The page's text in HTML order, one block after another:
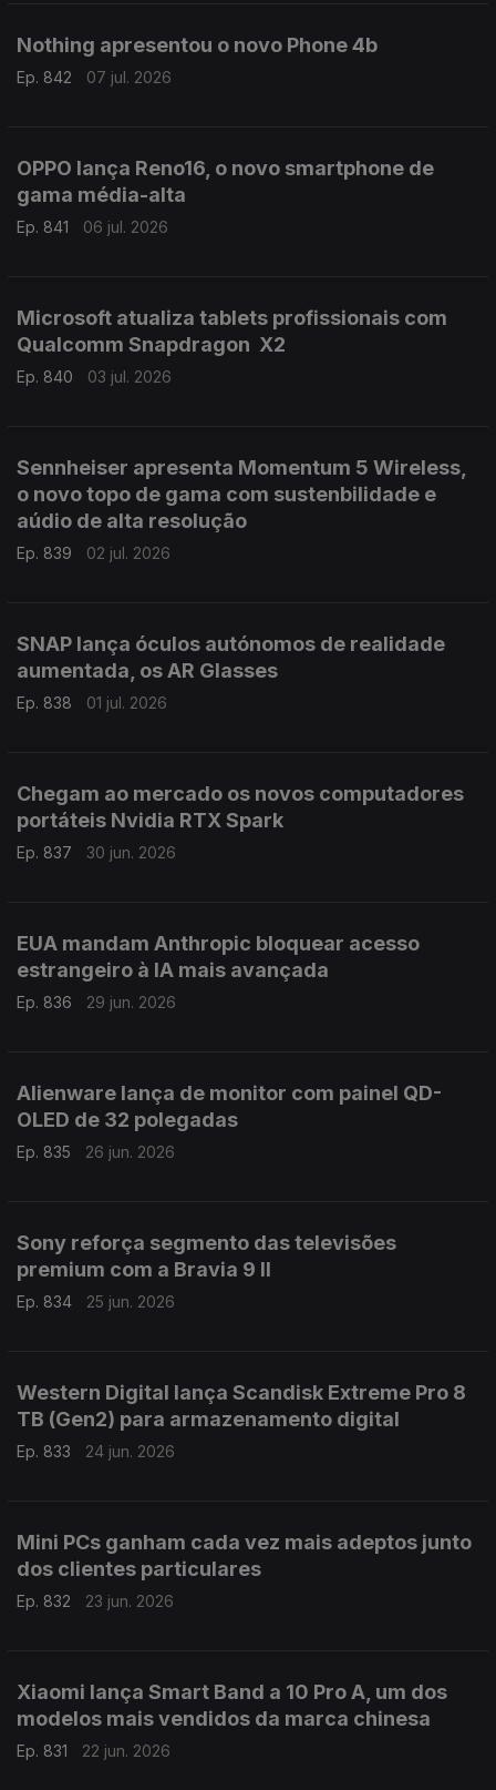
Nothing apresentou o novo Phone 4b
Ep. 842 07 jul. 2026
OPPO lança Reno16, o novo smartphone de
gama média-alta
Ep. 841 06 jul. 2026
Microsoft atualiza tablets profissionais com
Qualcomm Snapdragon X2
Ep. 840 03 jul. 2026
Sennheiser apresenta Momentum 5 Wireless,
o novo topo de gama com sustenbilidade e
aúdio de alta resolução
Ep. 839 02 jul. 2026
SNAP lança óculos autónomos de realidade
aumentada, os AR Glasses
Ep. 838 01 jul. 2026
Chegam ao mercado os novos computadores
portáteis Nvidia RTX Spark
Ep. 837 30 jun. 2026
EUA mandam Anthropic bloquear acesso
estrangeiro à IA mais avançada
Ep. 836 29 jun. 2026
Alienware lança de monitor com painel QD-
OLED de 32 polegadas
Ep. 835 26 jun. 2026
Sony reforça segmento das televisões
premium com a Bravia 9 II
Ep. 834 25 jun. 2026
Western Digital lança Scandisk Extreme Pro 8
TB (Gen2) para armazenamento digital
Ep. 833 24 jun. 2026
Mini PCs ganham cada vez mais adeptos junto
dos clientes particulares
Ep. 832 23 jun. 2026
Xiaomi lança Smart Band a 10 Pro A, um dos
modelos mais vendidos da marca chinesa
Ep. 831 22 jun. 2026